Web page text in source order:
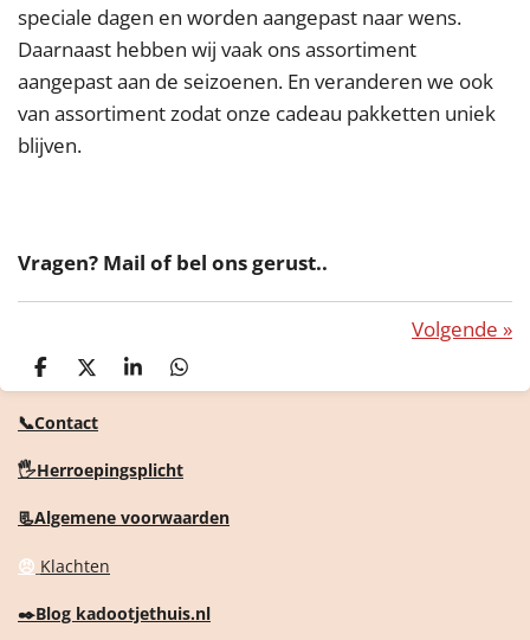
speciale dagen en worden aangepast naar wens.
Daarnaast hebben wij vaak ons assortiment
aangepast aan de seizoenen. En veranderen we ook
van assortiment zodat onze cadeau pakketten uniek
blijven.
Vragen? Mail of bel ons gerust..
Volgende »
D
e
l
n
D
e
e
S
h
e
D
e
n
📞Contact
🖐️Herroepingsplicht
📃Algemene voorwaarden
😠 Klachten
✒️Blog kadootjethuis.nl